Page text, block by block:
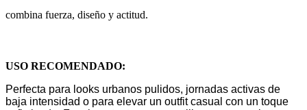
combina fuerza, diseño y actitud.
USO RECOMENDADO:
Perfecta para looks urbanos pulidos, jornadas activas de
baja intensidad o para elevar un outfit casual con un toque